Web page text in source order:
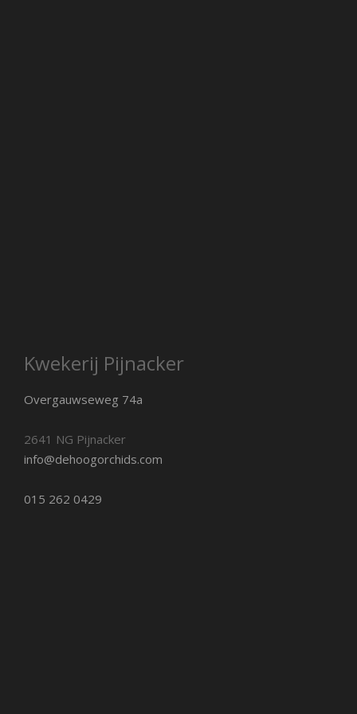
Kwekerij Pijnacker
Overgauwseweg 74a
2641 NG Pijnacker
info@dehoogorchids.com
015 262 0429